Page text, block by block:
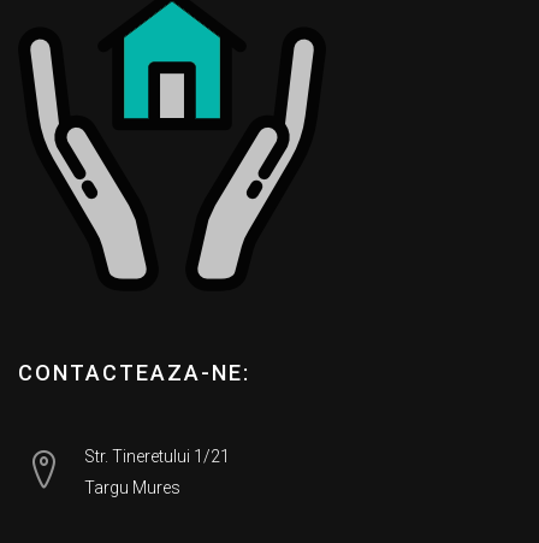
CONTACTEAZA-NE:
Str. Tineretului 1/21
Targu Mures